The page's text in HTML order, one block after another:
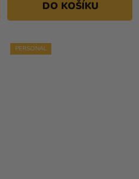
DO KOŠÍKU
PERSONAL